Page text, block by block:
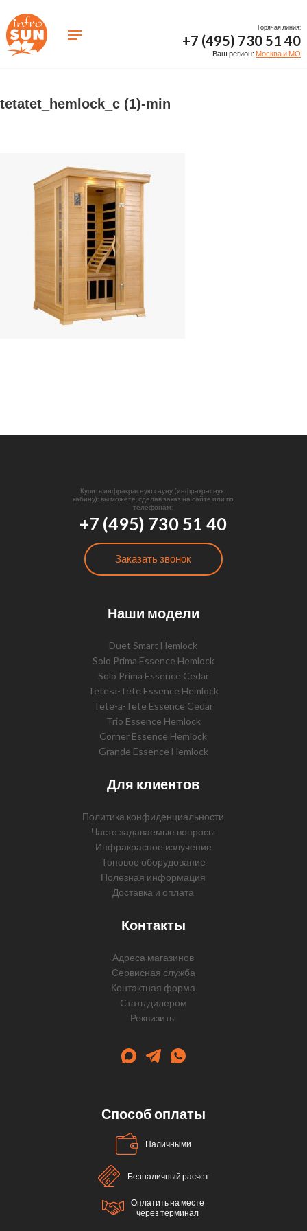
Горячая линия:
+7 (495) 730 51 40
Ваш регион: Москва и МО
tetatet_hemlock_c (1)-min
Купить инфракрасную сауну (инфракрасную
кабину): вы можете, сделав заказ на сайте или по
телефонам:
+7 (495) 730 51 40
Заказать звонок
Наши модели
Duet Smart Hemlock
Solo Prima Essence Hemlock
Solo Prima Essence Cedar
Tete-a-Tete Essence Hemlock
Tete-a-Tete Essence Cedar
Trio Essence Hemlock
Corner Essence Hemlock
Grande Essence Hemlock
Для клиентов
Политика конфиденциальности
Часто задаваемые вопросы
Инфракрасное излучение
Топовое оборудование
Полезная информация
Доставка и оплата
Контакты
Адреса магазинов
Сервисная служба
Контактная форма
Cтать дилером
Реквизиты
Способ оплаты
Наличными
Безналичный расчет
Оплатить на месте
через терминал